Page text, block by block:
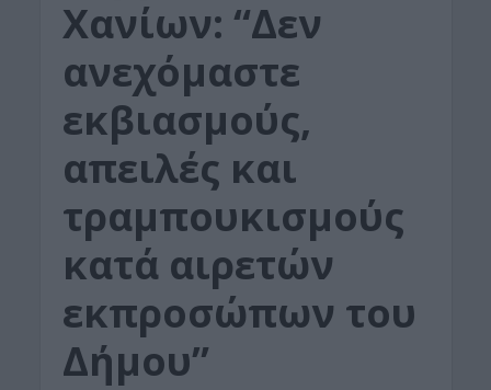
Χανίων: “Δεν
ανεχόμαστε
εκβιασμούς,
απειλές και
τραμπουκισμούς
κατά αιρετών
εκπροσώπων του
Δήμου”